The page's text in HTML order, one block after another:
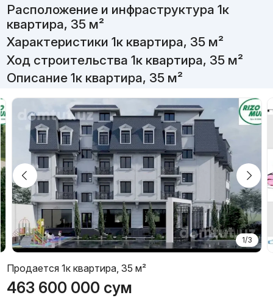
Расположение и инфраструктура 1к
квартира, 35 м²
Характеристики 1к квартира, 35 м²
Ход строительства 1к квартира, 35 м²
Описание 1к квартира, 35 м²
1/3
Продается 1к квартира, 35 м²
463 600 000 сум